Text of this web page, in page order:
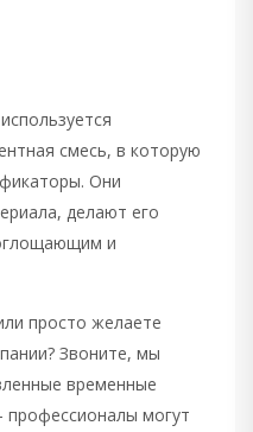
смесь, в которую
Они
делают его
и
просто желаете
Звоните, мы
временные
могут